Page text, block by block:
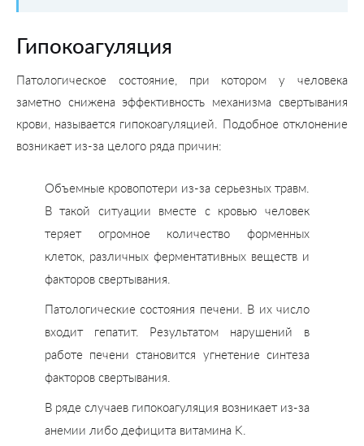
Гипокоагуляция
Патологическое состояние, при котором у человека
заметно снижена эффективность механизма свертывания
крови, называется гипокоагуляцией. Подобное отклонение
возникает из-за целого ряда причин:
Объемные кровопотери из-за серьезных травм.
В такой ситуации вместе с кровью человек
теряет огромное количество форменных
клеток, различных ферментативных веществ и
факторов свертывания.
Патологические состояния печени. В их число
входит гепатит. Результатом нарушений в
работе печени становится угнетение синтеза
факторов свертывания.
В ряде случаев гипокоагуляция возникает из-за
анемии либо дефицита витамина K.